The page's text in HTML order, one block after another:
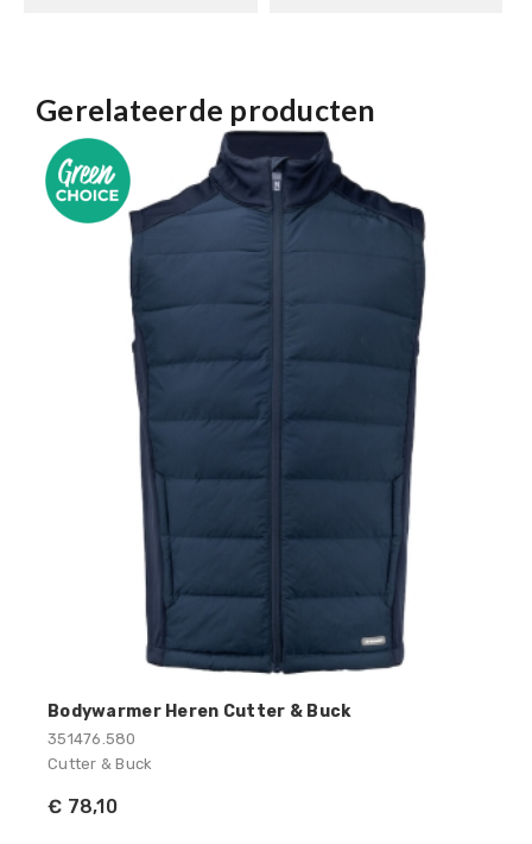
Gerelateerde producten
Bodywarmer Heren Cutter & Buck
351476.580
Cutter & Buck
€ 78,10